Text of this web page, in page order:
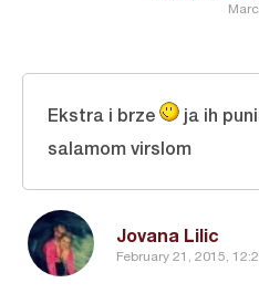
Jovana Lilic
February 21, 2015,
Ekstra i brze
ja ih
salamom virslom